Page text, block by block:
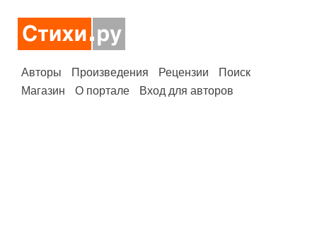
Авторы Произведения Рецензии
Поиск
Магазин
О портале Вход для авторов